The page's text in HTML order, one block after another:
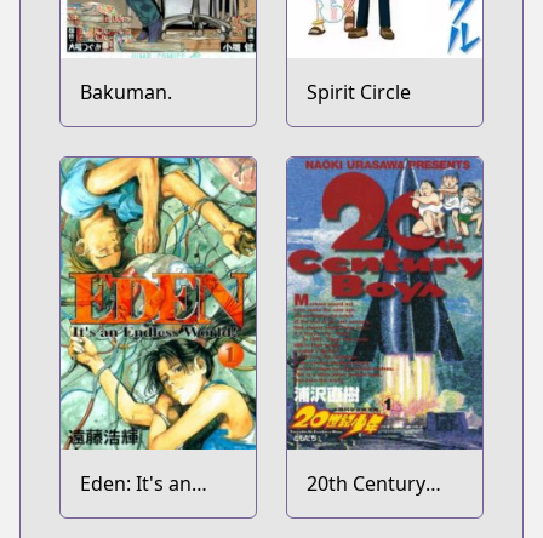
Bakuman. Spirit Circle
Eden: It's an
Endless World!
20th Century
Boys